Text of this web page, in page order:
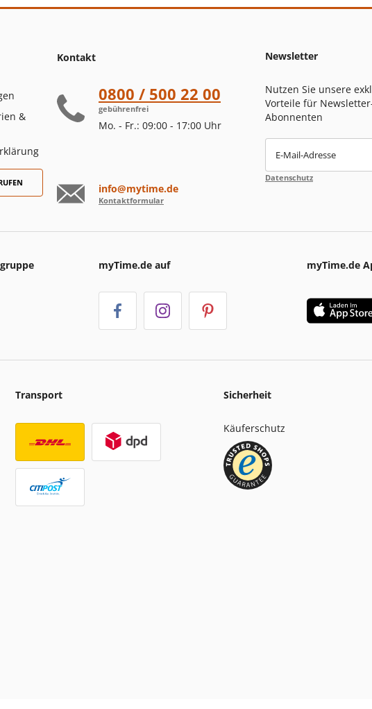
&
Kontakt
0800 / 500 22 00
gebührenfrei
Mo. - Fr.: 09:00 - 17:00 Uhr
info@mytime.de
Kontaktformular
Newsletter
Nutzen Sie unsere
Vorteile für
Abonnenten
E-Mail-Adresse
Datenschutz
myTime.de auf myTime.de
Transport Sicherheit
Käuferschutz